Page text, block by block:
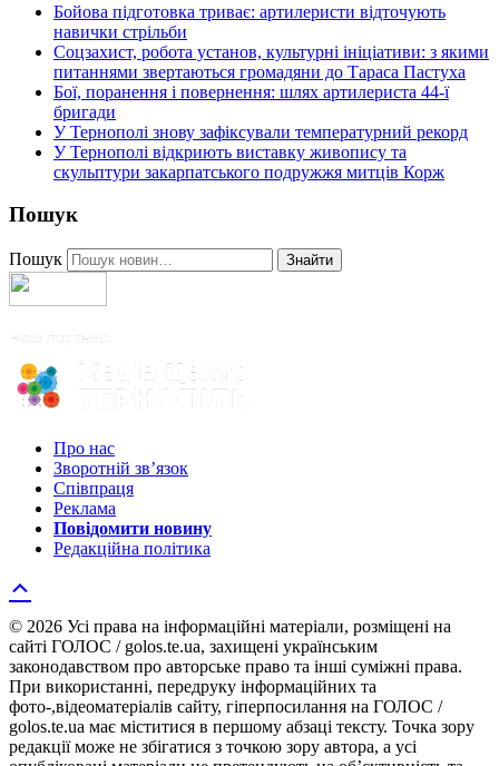
Бойова підготовка триває: артилеристи відточують
навички стрільби
Соцзахист, робота установ, культурні ініціативи: з якими
питаннями звертаються громадяни до Тараса Пастуха
Бої, поранення і повернення: шлях артилериста 44-ї
бригади
У Тернополі знову зафіксували температурний рекорд
У Тернополі відкриють виставку живопису та
скульптури закарпатського подружжя митців Корж
Пошук
Пошук Знайти
Про нас
Зворотній зв’язок
Співпраця
Реклама
Повідомити новину
Редакційна політика
© 2026 Усі права на інформаційні матеріали, розміщені на
сайті ГОЛОС / golos.te.ua, захищені українським
законодавством про авторське право та інші суміжні права.
При використанні, передруку інформаційних та
фото-,відеоматеріалів сайту, гіперпосилання на ГОЛОС /
golos.te.ua має міститися в першому абзаці тексту. Точка зору
редакції може не збігатися з точкою зору автора, а усі